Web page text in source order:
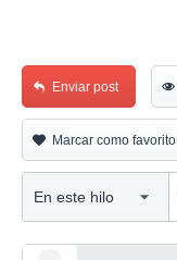
Enviar post
Marcar como favorito